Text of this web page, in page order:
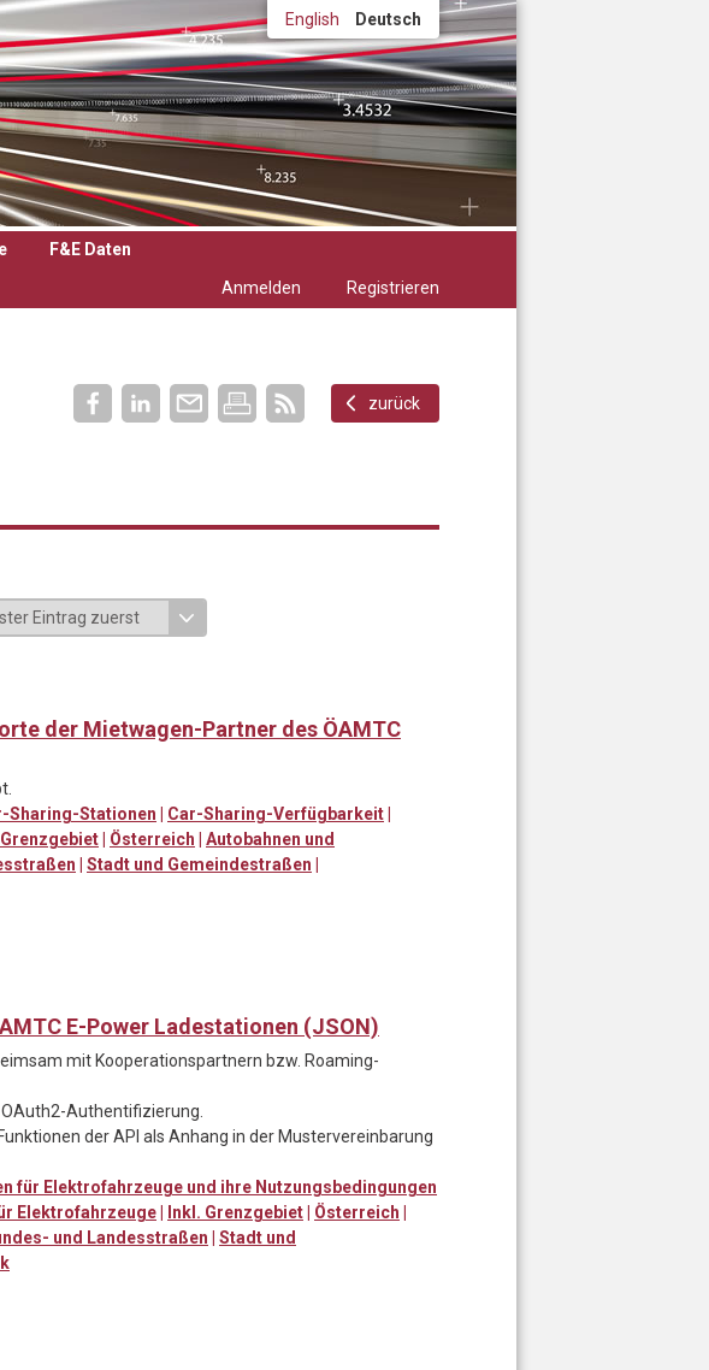
English Deutsch
F&E Daten
Anmelden
Registrieren
zurück
der Mietwagen-Partner des ÖAMTC
Sharing-Stationen | Car-Sharing-Verfügbarkeit|
| Österreich | Autobahnen und
| Stadt und Gemeindestraßen |
E-Power Ladestationen (JSON)
mit Kooperationspartnern bzw. Roaming-
Authentifizierung.
der API als Anhang in der Mustervereinbarung
für Elektrofahrzeuge und ihre Nutzungsbedingungen
Elektrofahrzeuge| Inkl. Grenzgebiet| Österreich |
und Landesstraßen | Stadt und